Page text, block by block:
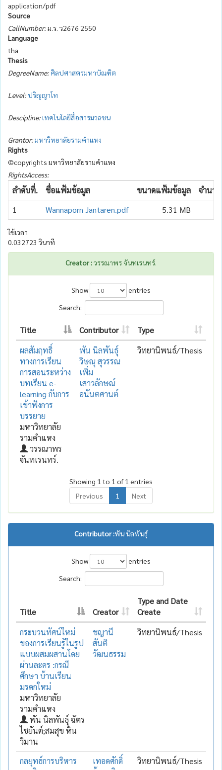
application/pdf
Source
CallNumber:ม.ร. ว2676 2550
Language
tha
Thesis
DegreeName: ศิลปศาสตรมหาบัณฑิต
Level:ปริญญาโท
Descipline:เทคโนโลยีสื่อสารมวลชน
Grantor:มหาวิทยาลัยรามคำแหง
Rights
©copyrights มหาวิทยาลัยรามคำแหง
RightsAccess:
ลำดับที่. ชื่อแฟ้มข้อมูล ขนาดแฟ้มข้อมูล
จำนว
1
Wannaporn Jantaren.pdf 5.31 MB
ใช้เวลา
0.032723 วินาที
Creator :วรรณาพร จันทเรนทร์.
Show
entries
Search:
Title Contributor
Type
ผลสัมฤทธิ์
ทางการเรียน
การสอนระหว่าง
บทเรียน e-
learning กับการ
เข้าฟังการ
บรรยาย
มหาวิทยาลัย
รามคำแหง
วรรณาพร
จันทเรนทร์.
พัน นิลพันธุ์
วิษณุ สุวรรณ
เพิ่ม
เสาวลักษณ์
อนันตศานต์
วิทยานิพนธ์/Thesis
Showing 1 to 1 of 1 entries
Previous
1 Next
Contributor :พัน นิลพันธุ์
Show
entries
Search:
Title Creator
Type and Date
Create
กระบวนทัศน์ใหม่
ของการเรียนรู้ในรูป
แบบผสมผสานโดย
ผ่านละคร :กรณี
ศึกษา บ้านเรียน
มรดกใหม่
มหาวิทยาลัย
รามคำแหง
พัน นิลพันธุ์ ฉัตร
ไชยันต์;สมสุข หิน
วิมาน
ชญานี
สันติ
วัฒนธรรม
วิทยานิพนธ์/Thesis
กลยุทธ์การบริหาร
เทอดศักดิ์
วิทยานิพนธ์/Thesis